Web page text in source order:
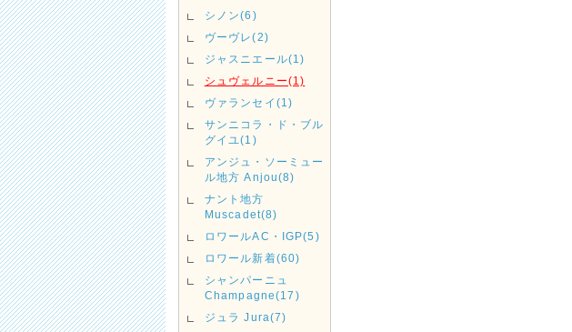
シノン(6)
ヴーヴレ(2)
ジャスニエール(1)
シュヴェルニー(1)
ヴァランセイ(1)
サンニコラ・ド・ブル
グイユ(1)
アンジュ・ソーミュー
ル地方 Anjou(8)
ナント地方
Muscadet(8)
ロワールAC・IGP(5)
ロワール新着(60)
シャンパーニュ
Champagne(17)
ジュラ Jura(7)